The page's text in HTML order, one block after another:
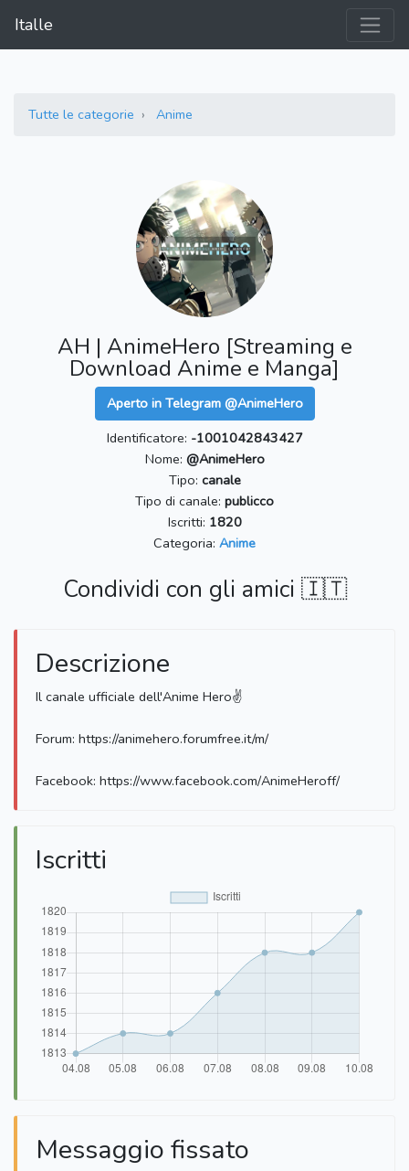
Italle
Tutte le categorie Anime
AH | AnimeHero [Streaming e
Download Anime e Manga]
Aperto in Telegram @AnimeHero
Identificatore: -1001042843427
Nome: @AnimeHero
Tipo: canale
Tipo di canale: publicco
Iscritti: 1820
Categoria: Anime
Condividi con gli amici 🇮🇹
Descrizione
Il canale ufficiale dell'Anime Hero✌️
Forum: https://animehero.forumfree.it/m/
Facebook: https://www.facebook.com/AnimeHeroff/
Iscritti
Messaggio fissato